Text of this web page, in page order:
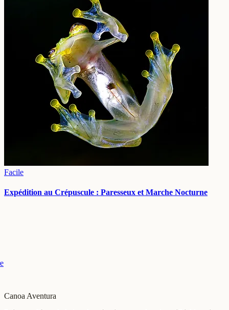
Facile
Expédition au Crépuscule : Paresseux et Marche Nocturne
Canoa Aventura